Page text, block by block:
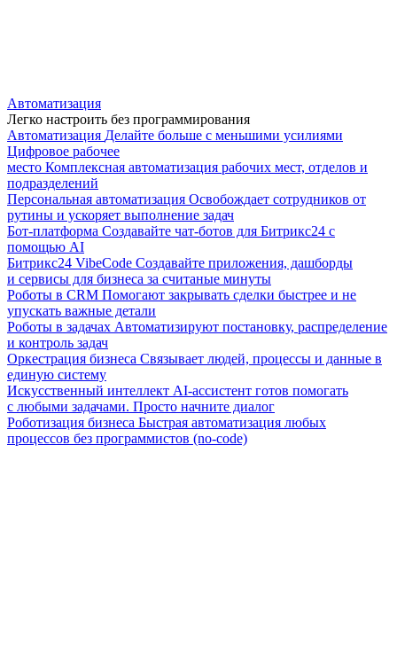
Автоматизация
Легко настроить без программирования
Автоматизация Делайте больше с меньшими усилиями
Цифровое рабочее
место Комплексная автоматизация рабочих мест, отделов и
подразделений
Персональная автоматизация Освобождает сотрудников от
рутины и ускоряет выполнение задач
Бот-платформа Создавайте чат-ботов для Битрикс24 с
помощью AI
Битрикс24 VibeCode Создавайте приложения, дашборды
и сервисы для бизнеса за считаные минуты
Роботы в CRM Помогают закрывать сделки быстрее и не
упускать важные детали
Роботы в задачах Автоматизируют постановку, распределение
и контроль задач
Оркестрация бизнеса Связывает людей, процессы и данные в
единую систему
Искусственный интеллект AI-ассистент готов помогать
с любыми задачами. Просто начните диалог
Роботизация бизнеса Быстрая автоматизация любых
процессов без программистов (no-code)